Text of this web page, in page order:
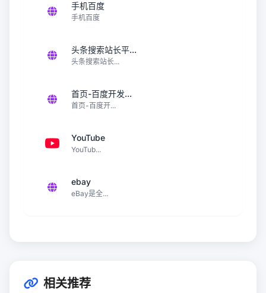
手机百度
手机百度
头条搜索站长平...
头条搜索站长...
首页-百度开发...
首页-百度开...
YouTube
YouTub...
ebay
eBay是全...
相关推荐